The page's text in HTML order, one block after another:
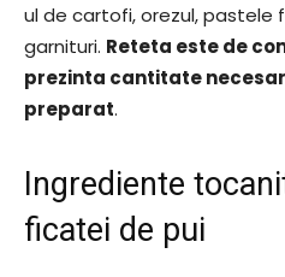
ul de cartofi, orezul, pastele
garnituri. Reteta este de
prezinta cantitate
preparat.
Ingrediente
ficatei de pui